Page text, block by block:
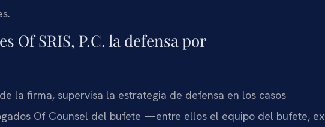
Of SRIS, P.C. la defensa por
la firma, supervisa la estrategia de defensa en los casos
Of Counsel del bufete —entre ellos el equipo del bufete, ex